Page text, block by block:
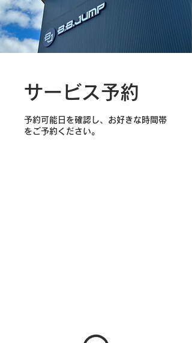
サービス予約
予約可能日を確認し、お好きな時間帯
をご予約ください。